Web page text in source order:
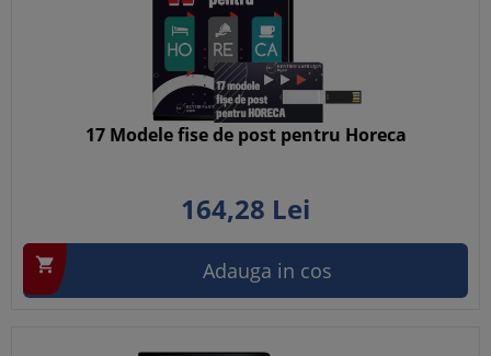
17 Modele fise de post pentru Horeca
164,28 Lei
 Adauga in cos